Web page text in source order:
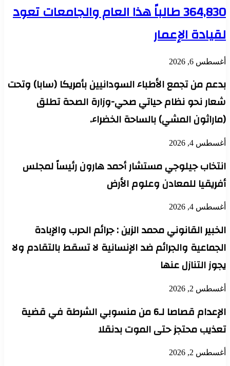
364,830 طالباً هذا العام والجامعات تعود
لقيادة الإعمار
أغسطس 6, 2026
بدعم من تجمع الأطباء السودانيين بأمريكا (سابا) وتحت
شعار نحو نظام حياتي صحي-وزارة الصحة تطلق
(ماراثون المشي) بالساحة الخضراء.
أغسطس 4, 2026
انتخاب جيلوجي مستشار أحمد هارون رئيساً لمجلس
أفريقيا للمعادن وعلوم الأرض
أغسطس 4, 2026
الخبير القانوني محمد الزين : جرائم الحرب والإبادة
الجماعية والجرائم ضد الإنسانية لا تسقط بالتقادم ولا
يجوز التنازل عنها
أغسطس 2, 2026
الإعدام قصاصا لـ6 من منسوبي الشرطة في قضية
تعذيب محتجز حتى الموت بدنقلا
أغسطس 2, 2026